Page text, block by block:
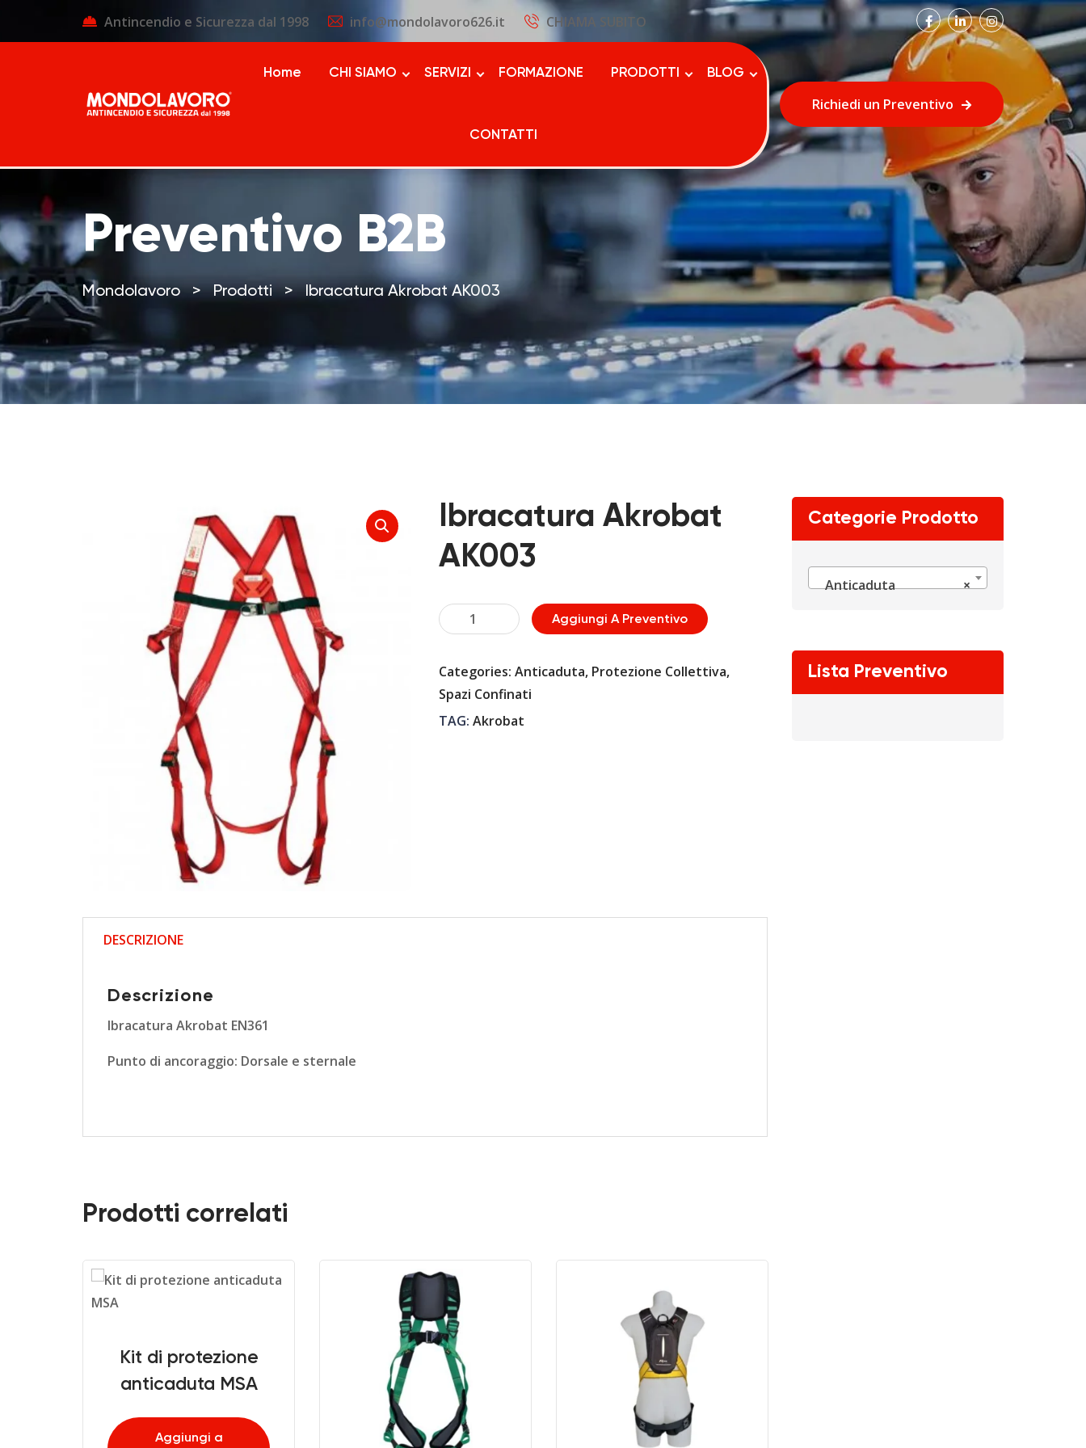
Antincendio e Sicurezza dal 1998 info@mondolavoro626.it CHIAMA SUBITO
Home CHI SIAMO SERVIZI FORMAZIONE PRODOTTI BLOG
CONTATTI
Richiedi un Preventivo
Preventivo B2B
Mondolavoro > Prodotti > Ibracatura Akrobat AK003
Ibracatura Akrobat
AK003
Ibracatura
Akrobat
quantità
Aggiungi A Preventivo
Categories: Anticaduta, Protezione Collettiva,
Spazi Confinati
TAG: Akrobat
DESCRIZIONE
Descrizione
Ibracatura Akrobat EN361
Punto di ancoraggio: Dorsale e sternale
Prodotti correlati
Categorie Prodotto
×
Anticaduta
Lista Preventivo